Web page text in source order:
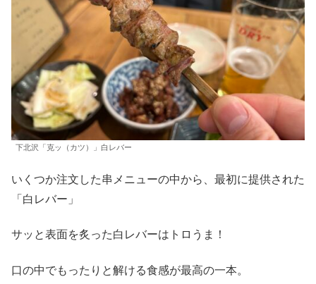
下北沢「克ッ（カツ）」白レバー
いくつか注文した串メニューの中から、最初に提供された
「白レバー」
サッと表面を炙った白レバーはトロうま！
口の中でもったりと解ける食感が最高の一本。